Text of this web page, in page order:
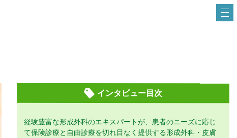
インタビュー目次
経験豊富な形成外科のエキスパートが、患者のニーズに応じ
て保険診療と自由診療を切れ目なく提供する形成外科・皮膚